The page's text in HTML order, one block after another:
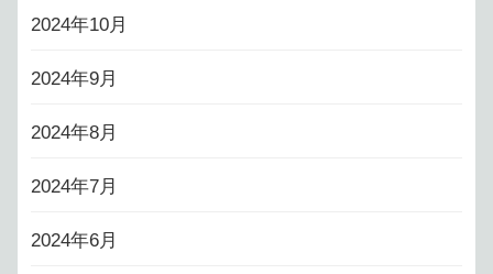
2024年10月
2024年9月
2024年8月
2024年7月
2024年6月